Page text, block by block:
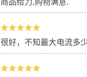
商品给力,购物满意.
很好，不知最大电流多